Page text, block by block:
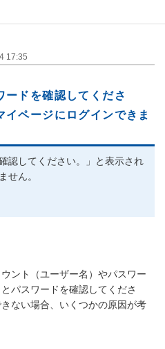
17:35
ードを確認してくださ
イページにログインできま
認してください。」と表示され
せん。
ント（ユーザー名）やパスワー
パスワードを確認してくださ
ない場合、いくつかの原因が考